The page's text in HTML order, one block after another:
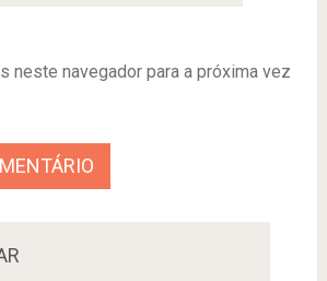
neste navegador para a próxima vez